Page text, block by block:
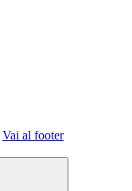
Vai al footer